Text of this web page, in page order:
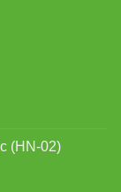
(HN-02)